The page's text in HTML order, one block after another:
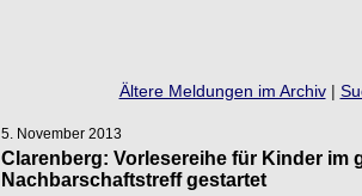
Ältere Meldungen im Archiv|
5. November 2013
Clarenberg: Vorlesereihe für Kinder im
Nachbarschaftstreff gestartet